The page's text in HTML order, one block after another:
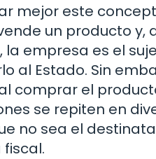
mejor este
un producto y,
la empresa es el
al Estado. Sin
comprar el
se repiten en
no sea el